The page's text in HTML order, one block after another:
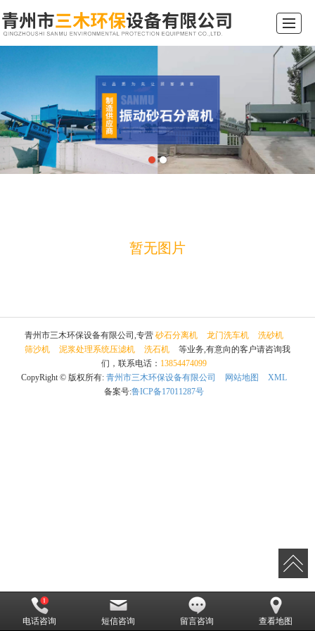
联系我们
暂无图片
青州市三木环保设备有限公司,专营 砂石分离机 龙门洗车机
洗砂机
筛沙机
泥浆处理系统压滤机 洗石机
等业务,有意向的客户请咨询我
们，联系电话： 13854474099
CopyRight © 版权所有: 青州市三木环保设备有限公司 网站地图
XML
备案号:鲁ICP备17011287号
电话咨询 短信咨询 留言咨询 查看地图